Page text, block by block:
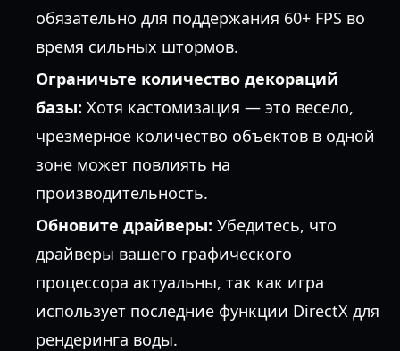
обязательно для поддержания 60+ FPS во
время сильных штормов.
Ограничьте количество декораций
базы: Хотя кастомизация — это весело,
чрезмерное количество объектов в одной
зоне может повлиять на
производительность.
Обновите драйверы: Убедитесь, что
драйверы вашего графического
процессора актуальны, так как игра
использует последние функции DirectX для
рендеринга воды.